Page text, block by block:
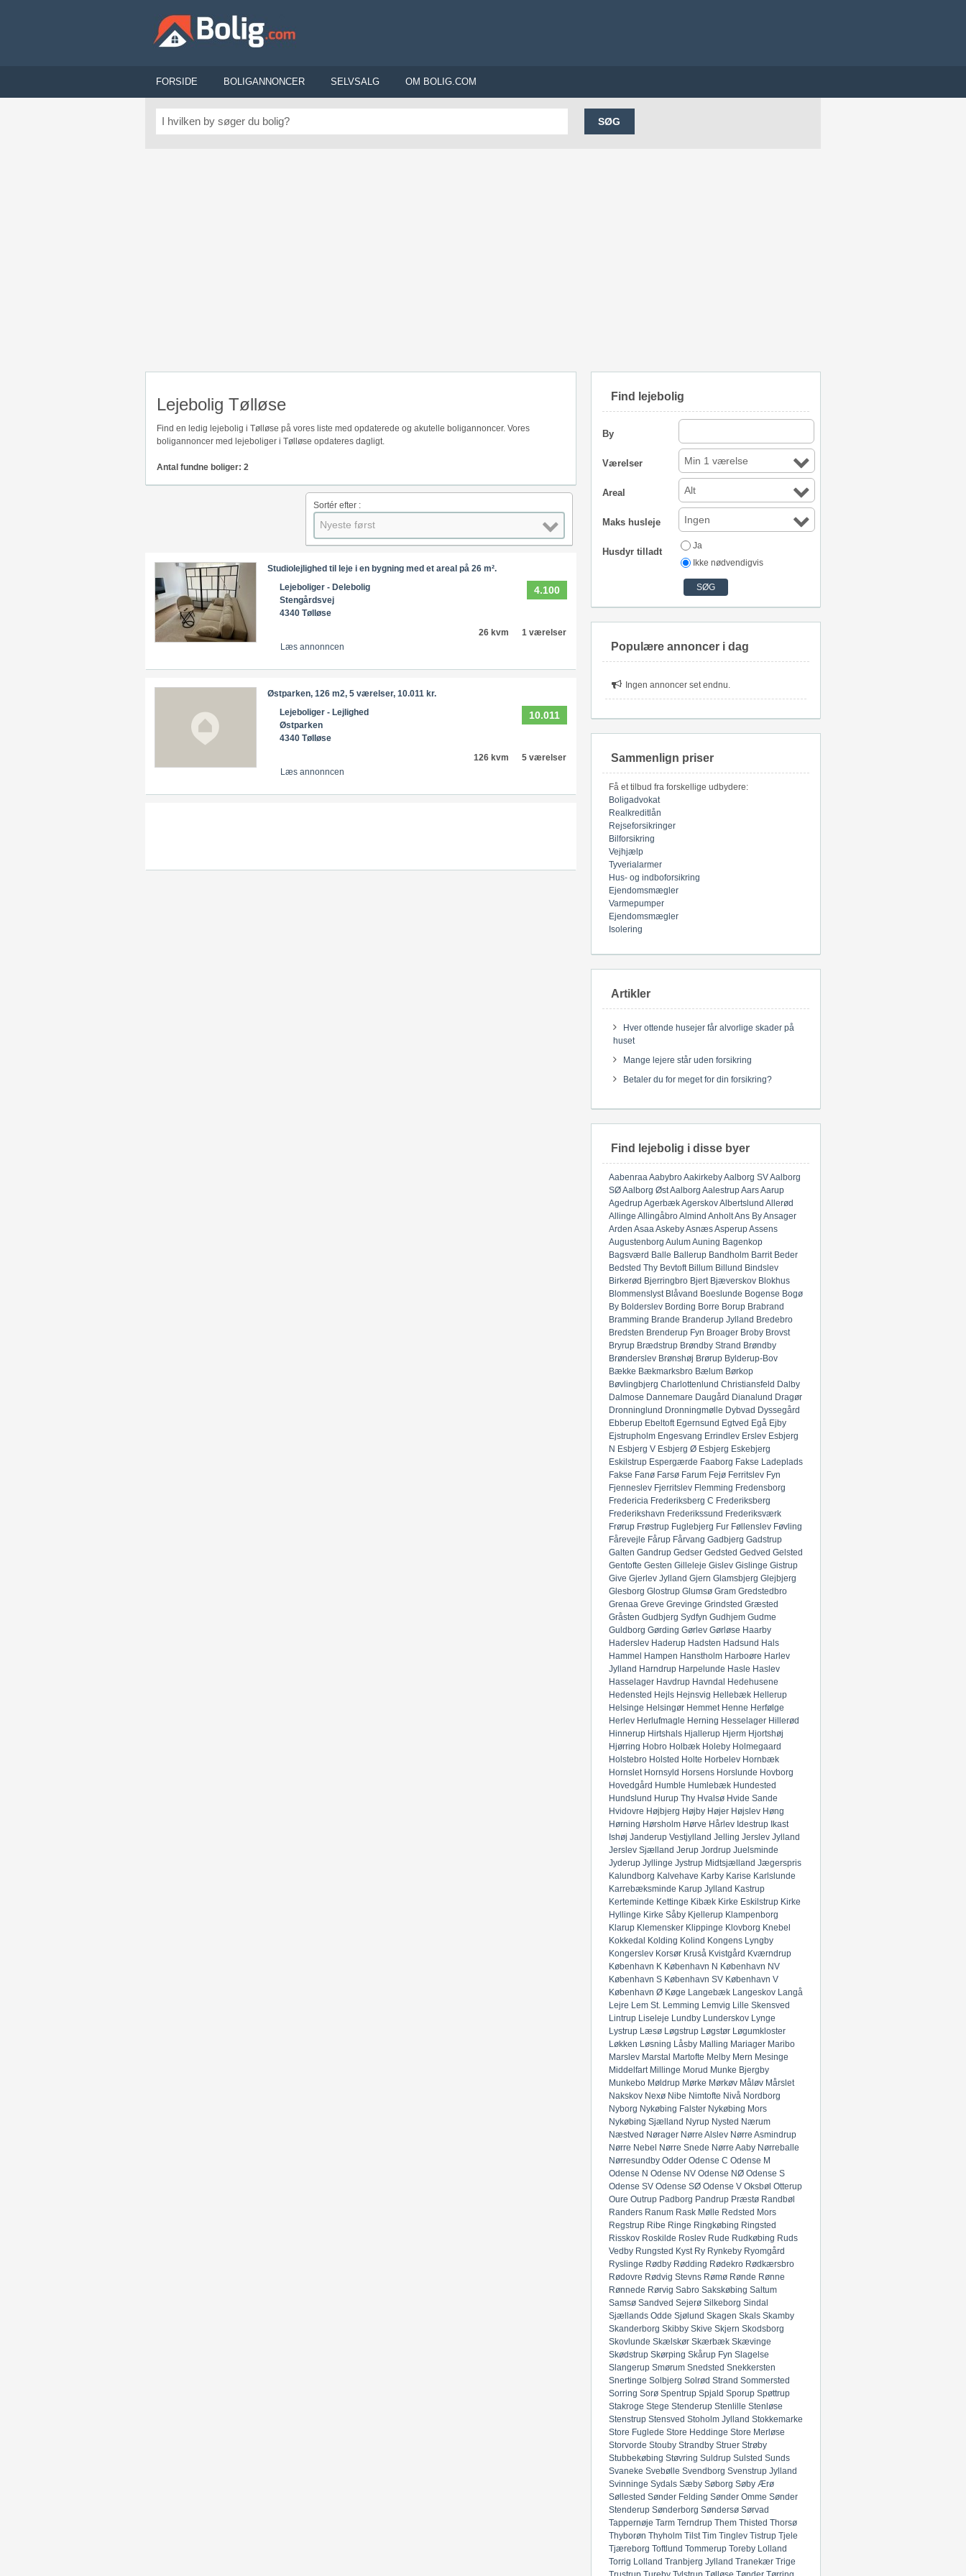
FORSIDE BOLIGANNONCER SELVSALG OM BOLIG.COM
SØG
Lejebolig Tølløse
Find en ledig lejebolig i Tølløse på vores liste med opdaterede og akutelle boligannoncer. Vores
boligannoncer med lejeboliger i Tølløse opdateres dagligt.
Antal fundne boliger: 2
Sortér efter :
Nyeste først
Studiolejlighed til leje i en bygning med et areal på 26 m².
4.100
Lejeboliger - Delebolig
Stengårdsvej
4340 Tølløse
26 kvm
1 værelser
Læs annonncen
Østparken, 126 m2, 5 værelser, 10.011 kr.
10.011
Lejeboliger - Lejlighed
Østparken
4340 Tølløse
126 kvm
5 værelser
Læs annonncen
Find lejebolig
By
Værelser Min 1 værelse
Areal Alt
Maks husleje Ingen
Husdyr tilladt
Ja
Ikke nødvendigvis
Populære annoncer i dag
Ingen annoncer set endnu.
Sammenlign priser
Få et tilbud fra forskellige udbydere:
Boligadvokat
Realkreditlån
Rejseforsikringer
Bilforsikring
Vejhjælp
Tyverialarmer
Hus- og indboforsikring
Ejendomsmægler
Varmepumper
Ejendomsmægler
Isolering
Artikler
Hver ottende husejer får alvorlige skader på
huset
Mange lejere står uden forsikring
Betaler du for meget for din forsikring?
Find lejebolig i disse byer
AabenraaAabybroAakirkebyAalborg SVAalborg
SØAalborg ØstAalborg AalestrupAarsAarup
AgedrupAgerbækAgerskovAlbertslund Allerød
Allinge AllingåbroAlmind AnholtAns ByAnsager
Arden AsaaAskebyAsnæsAsperupAssens
Augustenborg AulumAuning Bagenkop
Bagsværd Balle Ballerup Bandholm Barrit Beder
Bedsted Thy Bevtoft Billum Billund Bindslev
Birkerød Bjerringbro Bjert Bjæverskov Blokhus
Blommenslyst Blåvand Boeslunde Bogense Bogø
By Bolderslev Bording Borre Borup Brabrand
Bramming Brande Branderup Jylland Bredebro
Bredsten Brenderup Fyn Broager Broby Brovst
Bryrup Brædstrup Brøndby Strand Brøndby
Brønderslev Brønshøj Brørup Bylderup-Bov
Bække Bækmarksbro Bælum Børkop
Bøvlingbjerg Charlottenlund Christiansfeld Dalby
Dalmose Dannemare Daugård Dianalund Dragør
Dronninglund Dronningmølle Dybvad Dyssegård
Ebberup Ebeltoft Egernsund Egtved Egå Ejby
Ejstrupholm Engesvang Errindlev Erslev Esbjerg
N Esbjerg V Esbjerg Ø Esbjerg Eskebjerg
Eskilstrup Espergærde Faaborg Fakse Ladeplads
Fakse Fanø Farsø Farum Fejø Ferritslev Fyn
Fjenneslev Fjerritslev Flemming Fredensborg
Fredericia Frederiksberg C Frederiksberg
Frederikshavn Frederikssund Frederiksværk
Frørup Frøstrup Fuglebjerg Fur Føllenslev Føvling
Fårevejle Fårup Fårvang Gadbjerg Gadstrup
Galten Gandrup Gedser Gedsted Gedved Gelsted
Gentofte Gesten Gilleleje Gislev Gislinge Gistrup
Give Gjerlev Jylland Gjern Glamsbjerg Glejbjerg
Glesborg Glostrup Glumsø Gram Gredstedbro
Grenaa Greve Grevinge Grindsted Græsted
Gråsten Gudbjerg Sydfyn Gudhjem Gudme
Guldborg Gørding Gørlev Gørløse Haarby
Haderslev Haderup Hadsten Hadsund Hals
Hammel
Hampen Hanstholm Harboøre Harlev
Jylland Harndrup Harpelunde Hasle Haslev
Hasselager Havdrup Havndal Hedehusene
Hedensted Hejls Hejnsvig Hellebæk Hellerup
Helsinge Helsingør Hemmet Henne Herfølge
Herlev Herlufmagle Herning Hesselager Hillerød
Hinnerup Hirtshals Hjallerup Hjerm Hjortshøj
Hjørring Hobro Holbæk Holeby Holmegaard
Holstebro Holsted Holte Horbelev Hornbæk
Hornslet Hornsyld Horsens Horslunde Hovborg
Hovedgård Humble Humlebæk Hundested
Hundslund Hurup Thy Hvalsø Hvide Sande
Hvidovre Højbjerg Højby Højer Højslev Høng
Hørning Hørsholm Hørve Hårlev Idestrup Ikast
Ishøj Janderup Vestjylland Jelling Jerslev Jylland
Jerslev Sjælland Jerup Jordrup Juelsminde
Jyderup Jyllinge Jystrup Midtsjælland Jægerspris
Kalundborg Kalvehave Karby Karise Karlslunde
Karrebæksminde Karup Jylland Kastrup
Kerteminde Kettinge Kibæk Kirke Eskilstrup Kirke
Hyllinge Kirke Såby Kjellerup Klampenborg
Klarup Klemensker Klippinge Klovborg Knebel
Kokkedal Kolding Kolind Kongens Lyngby
Kongerslev Korsør Kruså Kvistgård Kværndrup
København K København N København NV
København S København SV København V
København Ø Køge Langebæk Langeskov Langå
Lejre Lem St. Lemming Lemvig Lille Skensved
Lintrup Liseleje Lundby Lunderskov Lynge
Lystrup Læsø Løgstrup Løgstør Løgumkloster
Løkken Løsning Låsby Malling Mariager Maribo
Marslev Marstal Martofte Melby Mern Mesinge
Middelfart Millinge Morud Munke Bjergby
Munkebo Møldrup Mørke Mørkøv Måløv Mårslet
Nakskov Nexø Nibe Nimtofte Nivå Nordborg
Nyborg Nykøbing Falster Nykøbing Mors
Nykøbing Sjælland Nyrup Nysted Nærum
Næstved Nørager Nørre Alslev Nørre Asmindrup
Nørre Nebel
Nørre Snede Nørre Aaby Nørreballe
Nørresundby Odder Odense C Odense M
Odense N Odense NV Odense NØ Odense S
Odense SV Odense SØ Odense V Oksbøl Otterup
Oure Outrup Padborg Pandrup Præstø Randbøl
Randers Ranum Rask Mølle Redsted Mors
Regstrup Ribe Ringe Ringkøbing Ringsted
Risskov Roskilde Roslev Rude Rudkøbing Ruds
Vedby Rungsted Kyst Ry Rynkeby Ryomgård
Ryslinge Rødby Rødding Rødekro Rødkærsbro
Rødovre Rødvig Stevns Rømø Rønde Rønne
Rønnede Rørvig Sabro Sakskøbing Saltum
Samsø Sandved Sejerø Silkeborg Sindal
Sjællands Odde Sjølund Skagen Skals Skamby
Skanderborg Skibby Skive Skjern Skodsborg
Skovlunde Skælskør Skærbæk Skævinge
Skødstrup Skørping Skårup Fyn Slagelse
Slangerup Smørum Snedsted Snekkersten
Snertinge Solbjerg Solrød Strand Sommersted
Sorring Sorø Spentrup Spjald Sporup Spøttrup
Stakroge Stege Stenderup Stenlille Stenløse
Stenstrup Stensved Stoholm Jylland Stokkemarke
Store Fuglede Store Heddinge Store Merløse
Storvorde Stouby Strandby Struer Strøby
Stubbekøbing Støvring Suldrup Sulsted Sunds
Svaneke Svebølle Svendborg Svenstrup Jylland
Svinninge Sydals Sæby Søborg Søby Ærø
Søllested Sønder Felding Sønder Omme Sønder
Stenderup Sønderborg Søndersø Sørvad
Tappernøje Tarm Terndrup Them Thisted Thorsø
Thyborøn Thyholm Tilst Tim Tinglev Tistrup Tjele
Tjæreborg Toftlund Tommerup Toreby Lolland
Torrig Lolland Tranbjerg Jylland Tranekær Trige